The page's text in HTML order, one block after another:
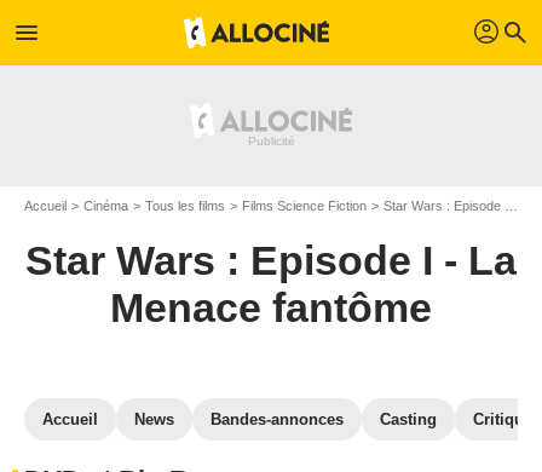
menu profil search
Accueil Cinéma Tous les films Films Science Fiction Star Wars : Episode I - La Menace fantôme
Star Wars : Episode I - La
Menace fantôme
Accueil News Bandes-annonces Casting